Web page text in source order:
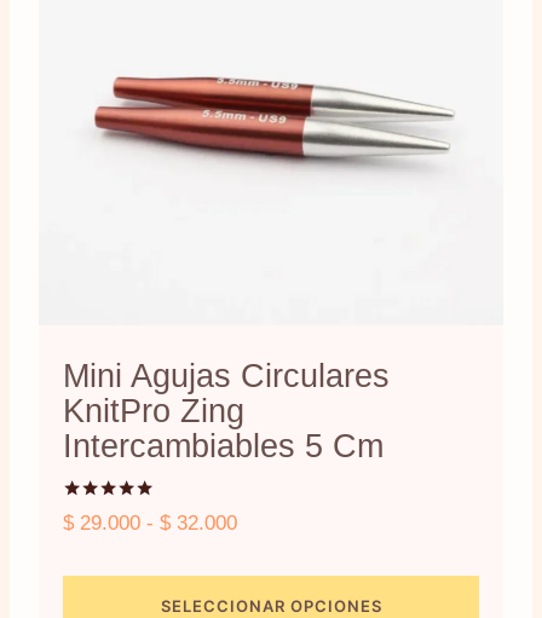
Mini Agujas Circulares
KnitPro Zing
Intercambiables 5 Cm
Valorado
con
$ 29.000 - $ 32.000Rango
SELECCIONAR OPCIONES